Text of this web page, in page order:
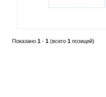
Показано 1 - 1 (всего 1 позиций)